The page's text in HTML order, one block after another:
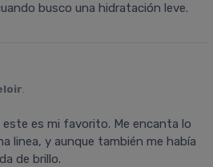
busco una hidratación leve.
.
es mi favorito. Me encanta lo
linea, y aunque también me había
de brillo.